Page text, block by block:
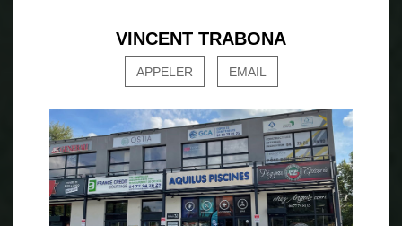
VINCENT TRABONA
APPELER EMAIL